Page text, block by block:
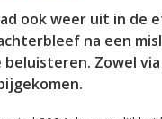
ook weer uit in
na een
Zowel